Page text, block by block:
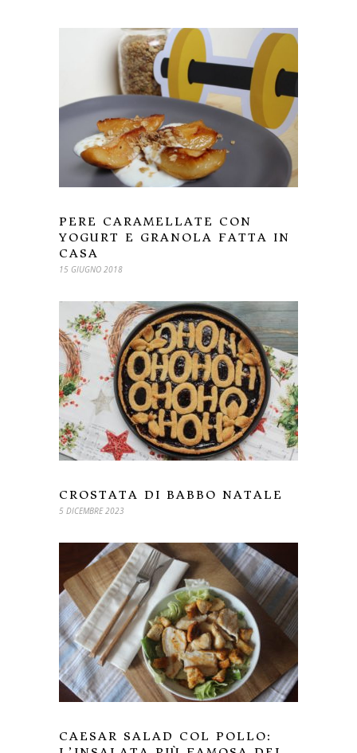
PERE CARAMELLATE CON
YOGURT E GRANOLA FATTA IN
CASA
15 GIUGNO 2018
CROSTATA DI BABBO NATALE
5 DICEMBRE 2023
CAESAR SALAD COL POLLO: